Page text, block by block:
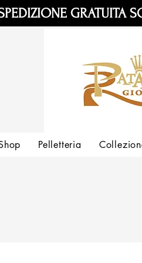
GRATUITA
Pelletteria